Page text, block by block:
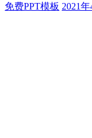
免费PPT模板 2021年